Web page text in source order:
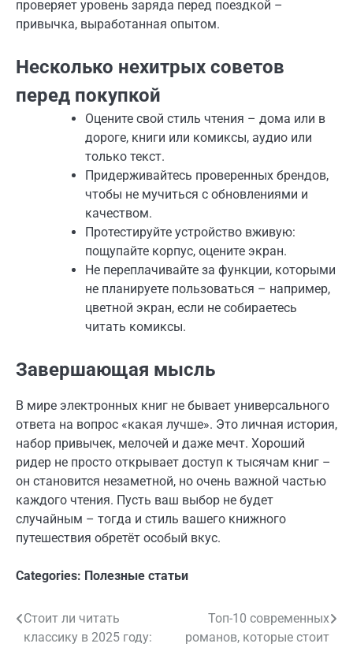
проверяет уровень заряда перед поездкой –
привычка, выработанная опытом.
Несколько нехитрых советов
перед покупкой
Оцените свой стиль чтения – дома или в
дороге, книги или комиксы, аудио или
только текст.
Придерживайтесь проверенных брендов,
чтобы не мучиться с обновлениями и
качеством.
Протестируйте устройство вживую:
пощупайте корпус, оцените экран.
Не переплачивайте за функции, которыми
не планируете пользоваться – например,
цветной экран, если не собираетесь
читать комиксы.
Завершающая мысль
В мире электронных книг не бывает универсального
ответа на вопрос «какая лучше». Это личная история,
набор привычек, мелочей и даже мечт. Хороший
ридер не просто открывает доступ к тысячам книг –
он становится незаметной, но очень важной частью
каждого чтения. Пусть ваш выбор не будет
случайным – тогда и стиль вашего книжного
путешествия обретёт особый вкус.
Categories: Полезные статьи
Навигация
Стоит ли читать
классику в 2025 году:
Топ-10 современных
романов, которые стоит